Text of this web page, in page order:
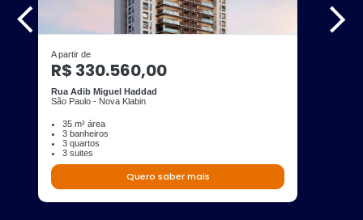
A partir de
R$ 330.560,00
Rua Adib Miguel Haddad
São Paulo - Nova Klabin
35 m² área
3 banheiros
3 quartos
3 suites
Quero saber mais